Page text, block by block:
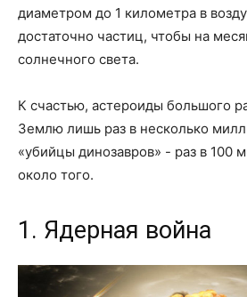
диаметром до 1 километра в
достаточно частиц, чтобы на
солнечного света.
К счастью, астероиды большого
Землю лишь раз в несколько
«убийцы динозавров» - раз в 100
около того.
1. Ядерная война